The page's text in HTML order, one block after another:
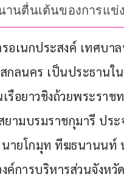
านตื่นเต้นของการแข่
อเนกประสงค์ เทศบา
กลนคร เป็นประธานใ
รือยาวชิงถ้วยพระรา
ยามบรมราชกุมารี ปร
นายโกมุท ทีฆธนานนท์
ค์การบริหารส่วนจังหวั